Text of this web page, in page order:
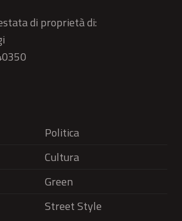
di proprietà di:
Politica
Cultura
Green
Street Style